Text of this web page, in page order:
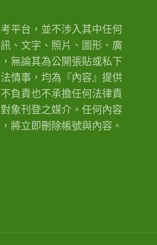
平台，並不涉入其中任何
、文字、照片、圖形、廣
無論其為公開張貼或私下
情事，均為『內容』提供
負責也不承擔任何法律責
象刊登之媒介。任何內容
將立即刪除帳號與內容。